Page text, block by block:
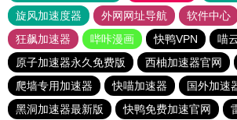
旋风加速度器
外网网址导航 软件中心
狂飙加速器
哔咔漫画 快鸭VPN
喵
原子加速器永久免费版
西柚加速器官网
爬墙专用加速器
快喵加速器
国外加速
黑洞加速器最新版
快鸭免费加速官网